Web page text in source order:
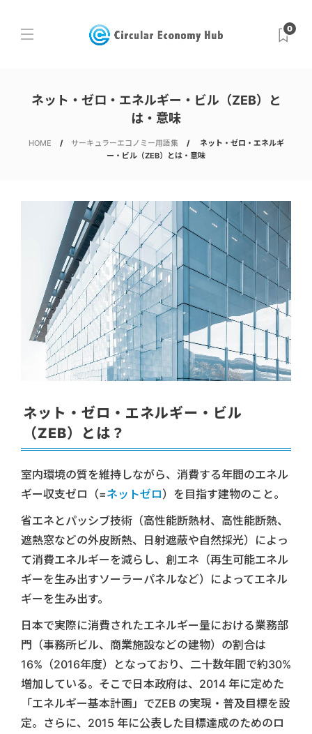
0
ネット・ゼロ・エネルギー・ビル（ZEB）と
は・意味
HOME サーキュラーエコノミー用語集
ネット・ゼロ・エネルギ
ー・ビル（ZEB）とは・意味
ネット・ゼロ・エネルギー・ビル
（ZEB）とは？
室内環境の質を維持しながら、消費する年間のエネル
ギー収支ゼロ（=ネットゼロ）を目指す建物のこと。
省エネとパッシブ技術（高性能断熱材、高性能断熱、
遮熱窓などの外皮断熱、日射遮蔽や自然採光）によっ
て消費エネルギーを減らし、創エネ（再生可能エネル
ギーを生み出すソーラーパネルなど）によってエネル
ギーを生み出す。
日本で実際に消費されたエネルギー量における業務部
門（事務所ビル、商業施設などの建物）の割合は
16%（2016年度）となっており、二十数年間で約30%
増加している。そこで日本政府は、2014 年に定めた
「エネルギー基本計画」でZEB の実現・普及目標を設
定。さらに、2015 年に公表した目標達成のためのロ